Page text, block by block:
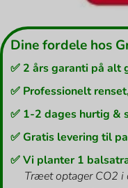
Dine fordele hos
✅ 2 års garanti på alt
✅ Professionelt
✅ 1-2 dages hurtig &
✅ Gratis levering til
✅ Vi planter 1
Træet optager CO2 i